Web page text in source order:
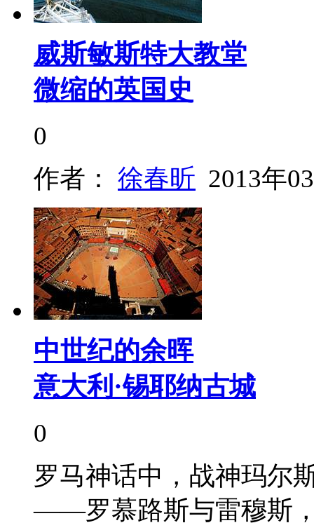
威斯敏斯特大教堂
微缩的英国史
0
作者： 徐春昕 2013年
中世纪的余晖
意大利·锡耶纳古城
0
罗马神话中，战神玛尔
——罗慕路斯与雷穆斯